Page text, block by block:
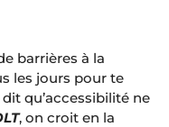
barrières à la
les jours pour te
qu’accessibilité ne
, on croit en la